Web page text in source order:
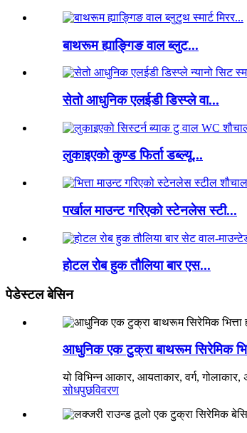
बाथरूम ह्याङ्गिङ वाल ब्लुट...
सेतो आधुनिक एलईडी डिस्प्ले वा...
लुकाइएको कुण्ड फिर्ता डब्ल्यू...
पर्खाल माउन्ट गरिएको स्टेनलेस स्टी...
होटल रोब हुक तौलिया बार एस...
पेडेस्टल बेसिन
आधुनिक एक टुक्रा बाथरूम सिरेमिक
यो विभिन्न आकार, आयताकार, वर्ग,
सोधपुछविवरण